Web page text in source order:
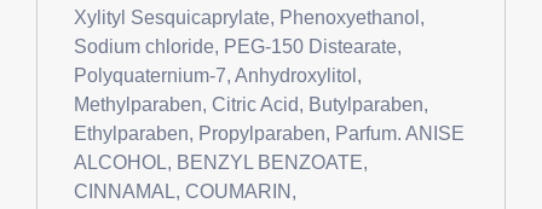
Xylityl Sesquicaprylate, Phenoxyethanol,
Sodium chloride, PEG-150 Distearate,
Polyquaternium-7, Anhydroxylitol,
Methylparaben, Citric Acid, Butylparaben,
Ethylparaben, Propylparaben, Parfum. ANISE
ALCOHOL, BENZYL BENZOATE,
CINNAMAL, COUMARIN,